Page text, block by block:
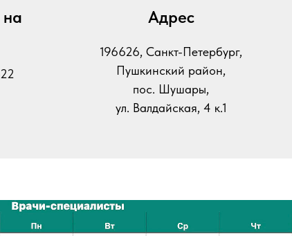
Адрес
196626, Санкт-Петербург,
Пушкинский район,
пос. Шушары,
ул. Валдайская, 4 к.1